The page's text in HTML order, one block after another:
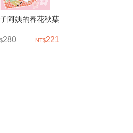
阿姨的春花秋葉
280 221